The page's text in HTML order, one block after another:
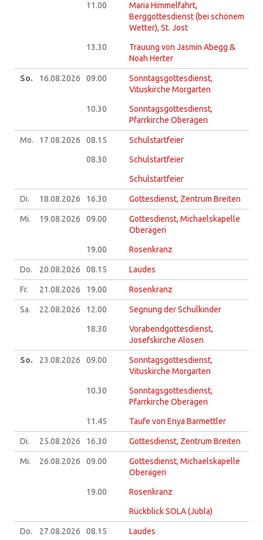
11.00
Maria Himmelfahrt,
Berggottesdienst (bei schönem
Wetter), St. Jost
13.30
Trauung von Jasmin Abegg &
Noah Herter
So. 16.08.2026 09.00
Sonntagsgottesdienst,
Vituskirche Morgarten
10.30
Sonntagsgottesdienst,
Pfarrkirche Oberägeri
Mo. 17.08.2026 08.15 Schulstartfeier
08.30 Schulstartfeier
Schulstartfeier
Di. 18.08.2026 16.30 Gottesdienst, Zentrum Breiten
Mi. 19.08.2026 09.00
Gottesdienst, Michaelskapelle
Oberägeri
19.00 Rosenkranz
Do. 20.08.2026 08.15 Laudes
Fr. 21.08.2026 19.00 Rosenkranz
Sa. 22.08.2026 12.00 Segnung der Schulkinder
18.30
Vorabendgottesdienst,
Josefskirche Alosen
So. 23.08.2026 09.00
Sonntagsgottesdienst,
Vituskirche Morgarten
10.30
Sonntagsgottesdienst,
Pfarrkirche Oberägeri
11.45 Taufe von Enya Barmettler
Di. 25.08.2026 16.30 Gottesdienst, Zentrum Breiten
Mi. 26.08.2026 09.00
Gottesdienst, Michaelskapelle
Oberägeri
19.00 Rosenkranz
Rückblick SOLA (Jubla)
Do. 27.08.2026 08.15 Laudes